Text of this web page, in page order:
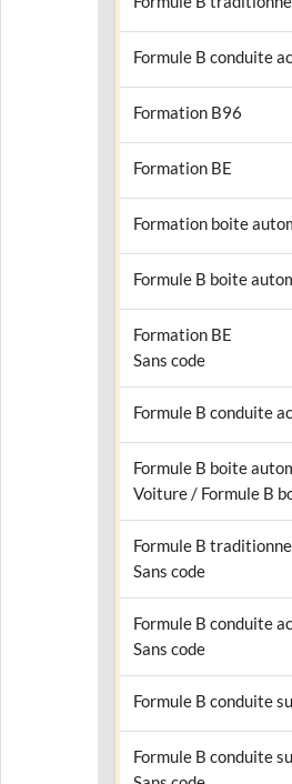
Formule B conduite
Formation B96
Formation BE
Formation boite
Formule B boite
Formation BE
Sans code
Formule B conduite
Formule B boite
Voiture / Formule B
Formule B
Sans code
Formule B conduite
Sans code
Formule B conduite
Formule B conduite